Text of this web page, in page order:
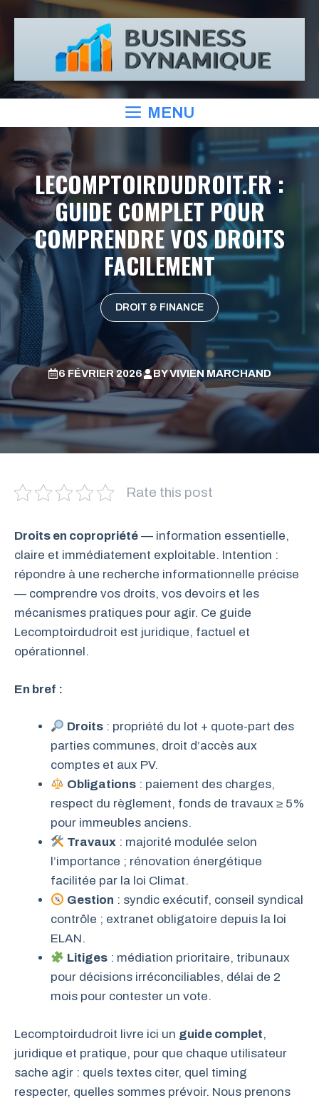
MENU
LECOMPTOIRDUDROIT.FR :
GUIDE COMPLET POUR
COMPRENDRE VOS DROITS
FACILEMENT
DROIT & FINANCE
6 FÉVRIER 2026 BYVIVIEN MARCHAND
Rate this post
Droits en copropriété — information essentielle,
claire et immédiatement exploitable. Intention :
répondre à une recherche informationnelle précise
— comprendre vos droits, vos devoirs et les
mécanismes pratiques pour agir. Ce guide
Lecomptoirdudroit est juridique, factuel et
opérationnel.
En bref :
Droits : propriété du lot + quote-part des
parties communes, droit d’accès aux
comptes et aux PV.
Obligations : paiement des charges,
respect du règlement, fonds de travaux ≥ 5%
pour immeubles anciens.
Travaux : majorité modulée selon
l’importance ; rénovation énergétique
facilitée par la loi Climat.
Gestion : syndic exécutif, conseil syndical
contrôle ; extranet obligatoire depuis la loi
ELAN.
Litiges : médiation prioritaire, tribunaux
pour décisions irréconciliables, délai de 2
mois pour contester un vote.
Lecomptoirdudroit livre ici un guide complet,
juridique et pratique, pour que chaque utilisateur
sache agir : quels textes citer, quel timing
respecter, quelles sommes prévoir. Nous prenons